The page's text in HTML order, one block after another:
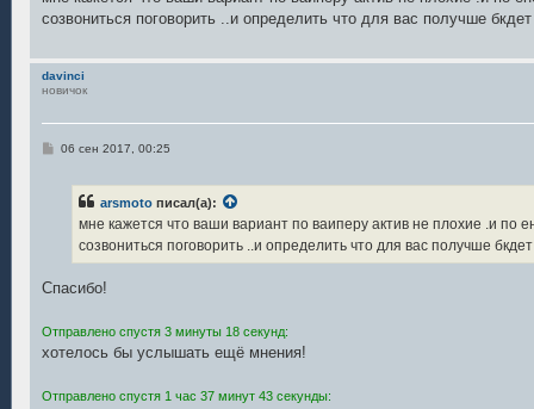
щ
и
е
созвониться поговорить ..и определить что для вас получше
davinci
новичок
С06 сен 2017, 00:25
arsmoto писал(а):
мне кажется что ваши вариант по ваиперу актив не плохие .и по
созвониться поговорить ..и определить что для вас получше
Спасибо!
Отправлено спустя 3 минуты 18 секунд:
хотелось бы услышать ещё мнения!
Отправлено спустя 1 час 37 минут 43 секунды: